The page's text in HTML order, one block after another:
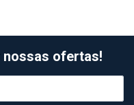
nossas ofertas!